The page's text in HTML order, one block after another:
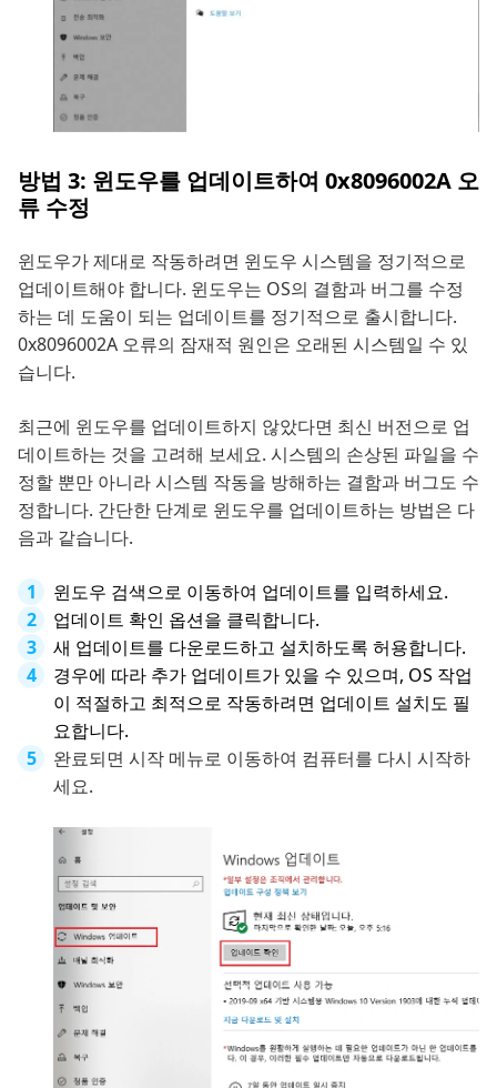
방법 3: 윈도우를 업데이트하여 0x8096002A 오
류 수정
윈도우가 제대로 작동하려면 윈도우 시스템을 정기적으로
업데이트해야 합니다. 윈도우는 OS의 결함과 버그를 수정
하는 데 도움이 되는 업데이트를 정기적으로 출시합니다.
0x8096002A 오류의 잠재적 원인은 오래된 시스템일 수 있
습니다.
최근에 윈도우를 업데이트하지 않았다면 최신 버전으로 업
데이트하는 것을 고려해 보세요. 시스템의 손상된 파일을 수
정할 뿐만 아니라 시스템 작동을 방해하는 결함과 버그도 수
정합니다. 간단한 단계로 윈도우를 업데이트하는 방법은 다
음과 같습니다.
윈도우 검색으로 이동하여 업데이트를 입력하세요.
업데이트 확인 옵션을 클릭합니다.
새 업데이트를 다운로드하고 설치하도록 허용합니다.
경우에 따라 추가 업데이트가 있을 수 있으며, OS 작업
이 적절하고 최적으로 작동하려면 업데이트 설치도 필
요합니다.
완료되면 시작 메뉴로 이동하여 컴퓨터를 다시 시작하
세요.